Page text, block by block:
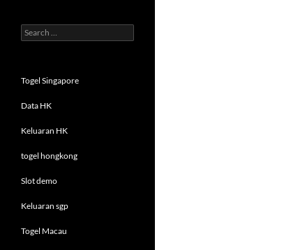
Search
for:
Togel Singapore
Data HK
Keluaran HK
togel hongkong
Slot demo
Keluaran sgp
Togel Macau